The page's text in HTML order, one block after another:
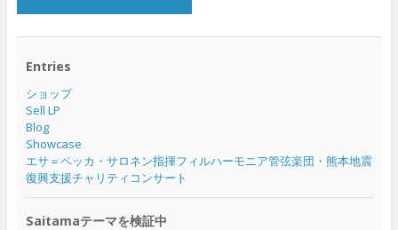
Entries
ショップ
Sell LP
Blog
Showcase
エサ＝ペッカ・サロネン指揮フィルハーモニア管弦楽団・熊本地震
復興支援チャリティコンサート
Saitamaテーマを検証中